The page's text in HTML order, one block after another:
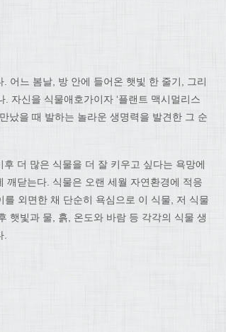
어느 봄날, 방 안에 들어온 햇빛 한 줄기, 그리
자신을 식물애호가이자 ‘플랜트 맥시멀리스
났을 때 발하는 놀라운 생명력을 발견한 그 순
더 많은 식물을 더 잘 키우고 싶다는 욕망에
깨닫는다. 식물은 오랜 세월 자연환경에 적응
외면한 채 단순히 욕심으로 이 식물, 저 식물
햇빛과 물, 흙, 온도와 바람 등 각각의 식물 생